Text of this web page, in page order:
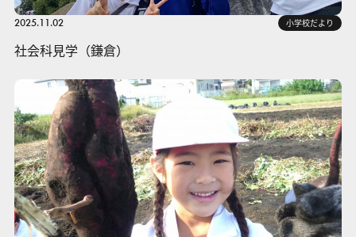
2025.11.02 小学校だより
社会科見学（鎌倉）